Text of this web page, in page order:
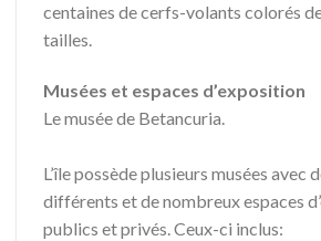
centaines de cerfs-volants colorés
tailles.
Musées et espaces d’exposition
Le musée de Betancuria.
L’île possède plusieurs musées avec
différents et de nombreux espaces
publics et privés. Ceux-ci inclus: